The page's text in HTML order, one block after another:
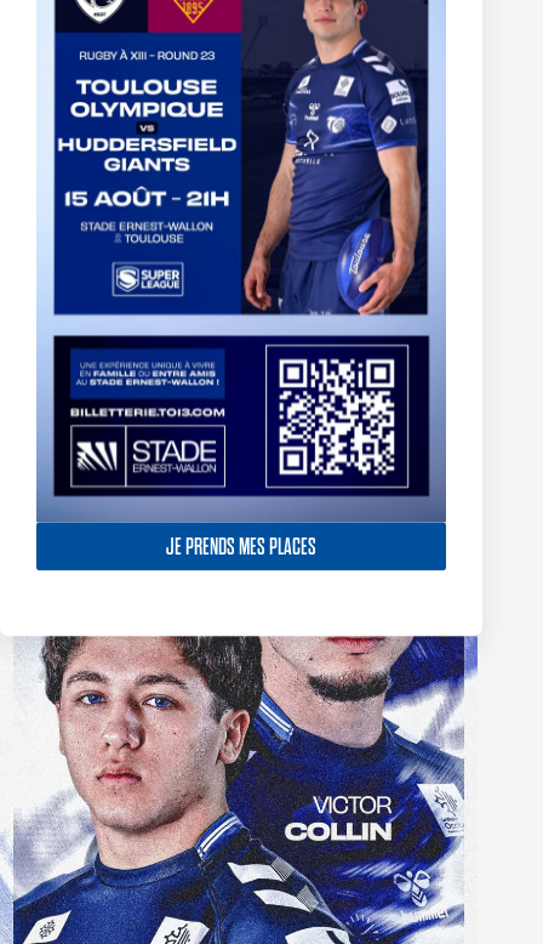
JE PRENDS MES PLACES
The End of Reubenn Rennie’s Olympian Journey
6 août 2026